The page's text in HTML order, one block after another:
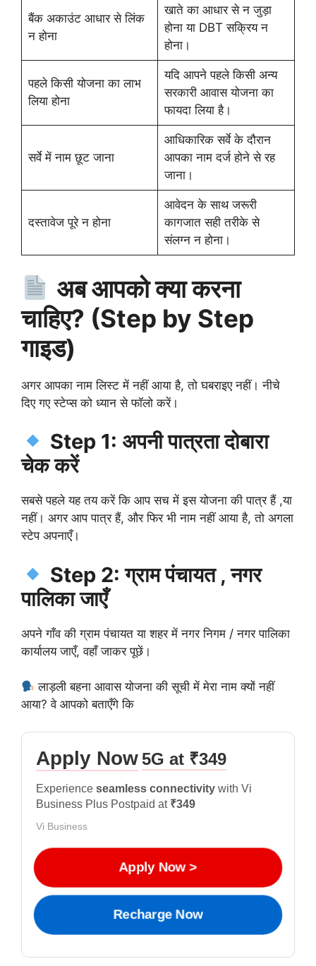
बैंक अकाउंट आधार से लिंक
न होना
खाते का आधार से न जुड़ा
होना या DBT सक्रिय न
होना।
पहले किसी योजना का लाभ
लिया होना
यदि आपने पहले किसी अन्य
सरकारी आवास योजना का
फायदा लिया है।
सर्वे में नाम छूट जाना
आधिकारिक सर्वे के दौरान
आपका नाम दर्ज होने से रह
जाना।
दस्तावेज पूरे न होना
आवेदन के साथ जरूरी
कागजात सही तरीके से
संलग्न न होना।
अब आपको क्या करना
चाहिए? (Step by Step
गाइड)
अगर आपका नाम लिस्ट में नहीं आया है, तो घबराइए नहीं। नीचे
दिए गए स्टेप्स को ध्यान से फॉलो करें।
Step 1: अपनी पात्रता दोबारा
चेक करें
सबसे पहले यह तय करें कि आप सच में इस योजना की पात्र हैं ,या
नहीं। अगर आप पात्र हैं, और फिर भी नाम नहीं आया है, तो अगला
स्टेप अपनाएँ।
Step 2: ग्राम पंचायत , नगर
पालिका जाएँ
अपने गाँव की ग्राम पंचायत या शहर में नगर निगम / नगर पालिका
कार्यालय जाएँ, वहाँ जाकर पूछें।
लाड़ली बहना आवास योजना की सूची में मेरा नाम क्यों नहीं
आया? वे आपको बताएँगे कि
Apply Now5G at ₹349
Experience seamless connectivity with Vi
Business Plus Postpaid at ₹349
Vi Business
Apply Now >
Recharge Now